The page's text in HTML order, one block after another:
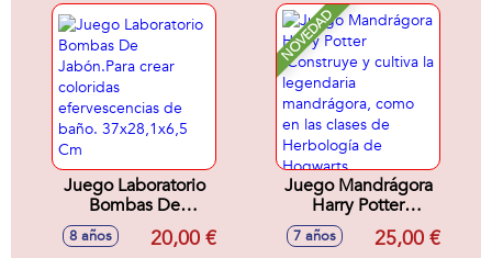
ciencia.
23,5x22x6,5 cm
Juego Laboratorio
Bombas De
Jabón.Para crear
coloridas
8 años 20,00 €
NOVEDAD
Juego Mandrágora
Harry Potter
.Construye y cultiva
la legendaria
7 años 25,00 €